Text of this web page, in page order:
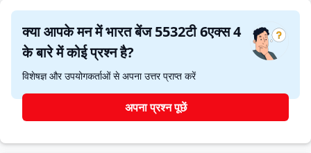
क्या आपके मन में भारत बेंज 5532टी 6एक्स 4
के बारे में कोई प्रश्न है?
विशेषज्ञ और उपयोगकर्ताओं से अपना उत्तर प्राप्त करें
अपना प्रश्न पूछें